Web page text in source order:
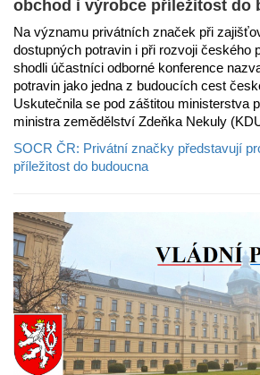
obchod i výrobce příležitost do
Na významu privátních značek při
dostupných potravin i při rozvoji českého
shodli účastníci odborné konference
potravin jako jedna z budoucích cest
Uskutečnila se pod záštitou ministerstva
ministra zemědělství Zdeňka Nekuly
SOCR ČR: Privátní značky představují
příležitost do budoucna